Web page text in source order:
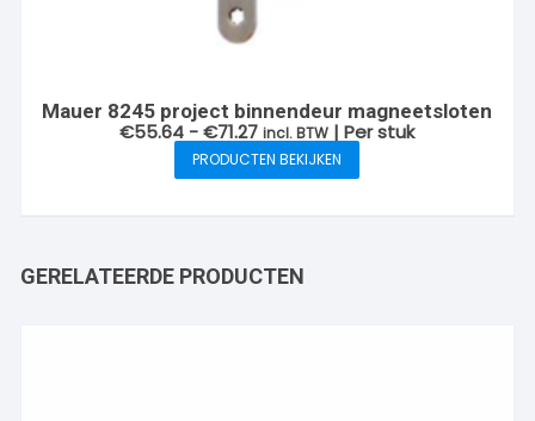
Mauer 8245 project binnendeur magneetsloten
€55.64 - €71.27Prijsklasse:
€55.64
tot
€71.27
incl. BTW | Per stuk
PRODUCTEN BEKIJKEN
GERELATEERDE PRODUCTEN